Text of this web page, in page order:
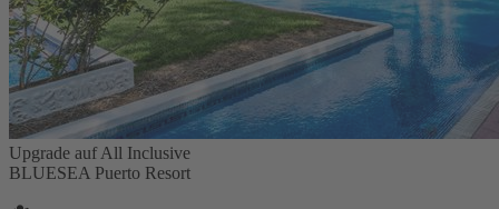
Upgrade auf All Inclusive
BLUESEA Puerto Resort